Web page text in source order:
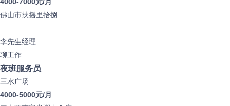
佛山市扶摇里拾捌...
李先生经理
聊工作
夜班服务员
三水广场
4000-5000元/月